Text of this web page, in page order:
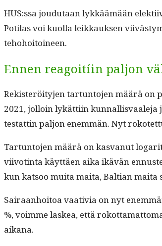
HUS:ssa joudu­taan lykkäämään
Poti­las voi kuol­la leikkauk­sen
tehohoitoineen.
Ennen reagoitíin paljon
Rek­isteröi­ty­jen tar­tun­to­jen määrä on
2021, jol­loin lykät­ti­in
tes­tat­tin paljon enem­män. Nyt
Tar­tun­to­jen määrä on kas­vanut
viiv­ot­in­ta käyt­täen aika ikävän
kun kat­soo mui­ta mai­ta, Balt­ian mai­ta
Sairaan­hoitoa vaa­tivia on nyt
%, voimme laskea, että
aikana.